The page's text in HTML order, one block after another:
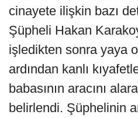
cinayete ilişkin bazı
Şüpheli Hakan
işledikten sonra yaya
ardından kanlı
babasının aracını
belirlendi. Şüphelinin